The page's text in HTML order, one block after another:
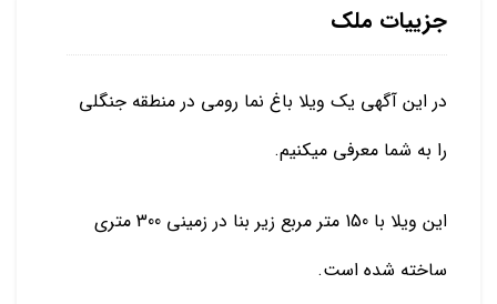
جزییات ملک
در این آگهی یک ویلا باغ نما رومی در منطقه جنگلی
را به شما معرفی میکنیم.
این ویلا با 150 متر مربع زیر بنا در زمینی 300 متری
ساخته شده است.